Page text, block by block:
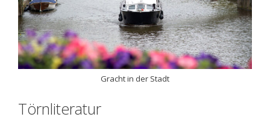
Gracht in der Stadt
Törnliteratur